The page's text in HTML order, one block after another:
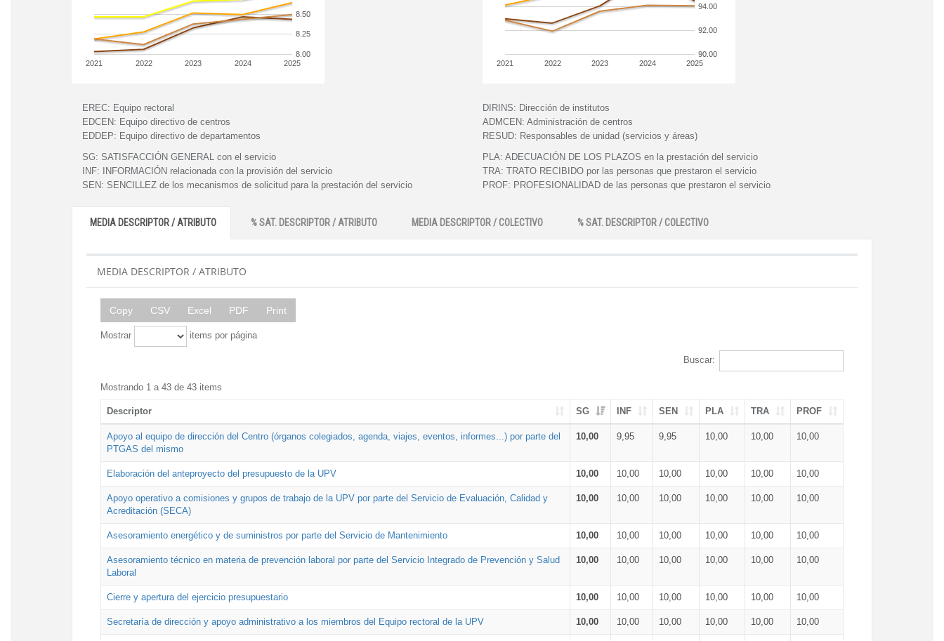
2021 2022 2023 2024 2025
8.00
8.25
8.50
2021 2022 2023 2024 2025
90.00
92.00
94.00
EREC: Equipo rectoral
EDCEN: Equipo directivo de centros
EDDEP: Equipo directivo de departamentos
DIRINS: Dirección de institutos
ADMCEN: Administración de centros
RESUD: Responsables de unidad (servicios y áreas)
SG: SATISFACCIÓN GENERAL con el servicio
INF:
INFORMACIÓN relacionada con la provisión del servicio
SEN: SENCILLEZ de los mecanismos de solicitud para la prestación del servicio
PLA: ADECUACIÓN DE LOS PLAZOS en la prestación del servicio
TRA: TRATO RECIBIDO por las personas que prestaron el servicio
PROF: PROFESIONALIDAD de las personas que prestaron el servicio
MEDIA DESCRIPTOR / ATRIBUTO % SAT. DESCRIPTOR / ATRIBUTO MEDIA DESCRIPTOR / COLECTIVO % SAT. DESCRIPTOR / COLECTIVO
MEDIA DESCRIPTOR / ATRIBUTO
Copy CSV Excel PDF Print
Mostrar items por página
Buscar:
Mostrando 1 a 43 de 43 items
Descriptor SG INF SEN PLA TRA PROF
Apoyo al equipo de dirección del Centro (órganos colegiados, agenda, viajes, eventos, informes...) por parte del
PTGAS del mismo
10,00 9,95 9,95 10,00 10,00 10,00
Elaboración del anteproyecto del presupuesto de la UPV 10,00 10,00 10,00 10,00 10,00 10,00
Apoyo operativo a comisiones y grupos de trabajo de la UPV por parte del Servicio de Evaluación, Calidad y
Acreditación (SECA)
10,00 10,00 10,00 10,00 10,00 10,00
Asesoramiento energético y de suministros por parte del Servicio de Mantenimiento 10,00 10,00 10,00 10,00 10,00 10,00
Asesoramiento técnico en materia de prevención laboral por parte del Servicio Integrado de Prevención y Salud
Laboral
10,00 10,00 10,00 10,00 10,00 10,00
Cierre y apertura del ejercicio presupuestario 10,00 10,00 10,00 10,00 10,00 10,00
Secretaría de dirección y apoyo administrativo a los miembros del Equipo rectoral de la UPV 10,00 10,00 10,00 10,00 10,00 10,00